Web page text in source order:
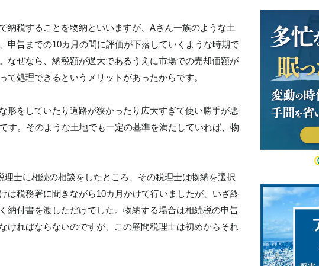
納税することを物納といいますが、Aさん一族のような土
申告までの10カ月の間に評価が下落していくような時期で
なぜなら、納税額が過大であるうえに市場での売却価額が
処理できるというメリットがあったからです。
形をしていたり道路が狭かったり広大すぎて使い勝手が悪
す。そのような土地でも一定の基準を満たしていれば、物
士に相続の相談をしたところ、その税理士は物納を選択
は税務署に聞きながら10カ月かけて行いましたが、いざ終
納付書を渡しただけでした。物納する場合は相続税の申告
ければならないのですが、この顧問税理士は初めからそれ